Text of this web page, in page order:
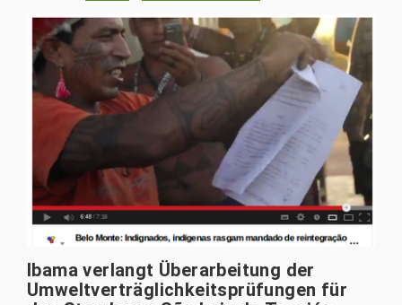
Ibama verlangt Überarbeitung der
Umweltverträglichkeitsprüfungen für